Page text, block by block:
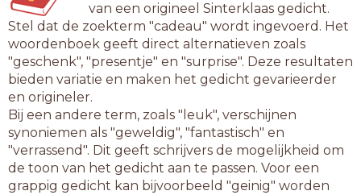
van een origineel Sinterklaas gedicht.
Stel dat de zoekterm "cadeau" wordt ingevoerd. Het
woordenboek geeft direct alternatieven zoals
"geschenk", "presentje" en "surprise". Deze resultaten
bieden variatie en maken het gedicht gevarieerder
en origineler.
Bij een andere term, zoals "leuk", verschijnen
synoniemen als "geweldig", "fantastisch" en
"verrassend". Dit geeft schrijvers de mogelijkheid om
de toon van het gedicht aan te passen. Voor een
grappig gedicht kan bijvoorbeeld "geinig" worden